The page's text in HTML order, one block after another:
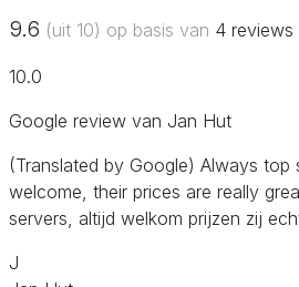
9.6 (uit 10) op basis van 4 reviews
10.0
Google review van Jan Hut
(Translated by Google) Always top
welcome, their prices are really
servers, altijd welkom prijzen zij
J